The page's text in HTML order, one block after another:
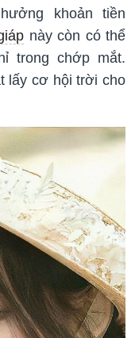
khoản tiền
này còn có thể
trong chớp mắt.
lấy cơ hội trời cho